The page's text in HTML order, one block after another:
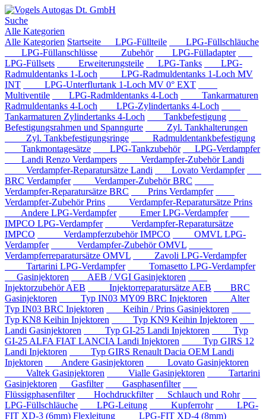
Suche
Alle Kategorien
Alle Kategorien Startseite LPG-Füllteile
LPG-Füllschläuche
LPG-Füllanschlüsse
Zubehör
LPG-Fülladapter
LPG-Füllsets
Erweiterungsteile LPG-Tanks
LPG-
Radmuldentanks 1-Loch
LPG-Radmuldentanks 1-Loch MV
INT
LPG-Unterflurtank 1-Loch MV 0° EXT
Multiventile
LPG-Radmldentanks 4-Loch
Tankarmaturen
Radmuldentanks 4-Loch
LPG-Zylindertanks 4-Loch
Tankarmaturen Zylindertanks 4-Loch
Tankbefestigung
Befestigungsrahmen und Spanngurte
Zyl. Tankhalterungen
Zyl. Tankbefestigungsringe
Radmuldentankbefestigung
Tankmontagesätze
LPG-Tankzubehör
LPG-Verdampfer
Landi Renzo Verdampers
Verdampfer-Zubehör Landi
Verdampfer-Reparatursätze Landi
Lovato Verdampfer
BRC Verdampfer
Verdamper-Zubehör BRC
Verdampfer-Reparatursätze BRC
Prins Verdampfer
Verdampfer-Zubehör Prins
Verdampfer-Reparatursätze Prins
Andere LPG-Verdampfer
Emer LPG-Verdampfer
IMPCO LPG-Verdampfer
Verdampfer-Reparatursätze
IMPCO
Verdampferzubehör IMPCO
OMVL LPG-
Verdampfer
Verdampfer-Zubehör OMVL
Verdampferreparatursätze OMVL
Zavoli LPG-Verdampfer
Tartarini LPG-Verdampfer
Tomasetto LPG-Verdampfer
Gasinjektoren
AEB / VGI Gasinjektoren
Injektorzubehör AEB
Injektorreparatursätze AEB
BRC
Gasinjektoren
Typ IN03 MY09 BRC Injektoren
Alter
Typ IN03 BRC Injektoren
Keihin / Prins Gasinjektoren
Typ KN8 Keihin Injektoren
Typ KN9 Keihin Injektoren
Landi Gasinjektoren
Typ GI-25 Landi Injektoren
Typ
GI-25 ALFA FIAT LANCIA Landi Injektoren
Typ GIRS 12
Landi Injektoren
Typ GIRS Renault Dacia OEM Landi
Injektoren
Andere Gasinjektoren
Lovato Gasinjektoren
Valtek Gasinjektoren
Vialle Gasinjektoren
Tartarini
Gasinjektoren
Gasfilter
Gasphasenfilter
Flüssigphasenfilter
Hochdruckfilter
Schlauch und Rohr
LPG-Füllschläuche
LPG-Leitung Kupferrohr
LPG-
FIT XD-3 (6mm) Flexleitung
LPG-FIT XD-4 (8mm)